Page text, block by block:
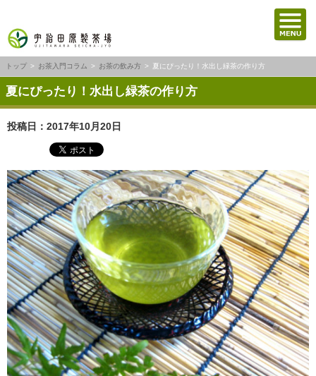
トップ お茶入門コラム お茶の飲み方 夏にぴったり！水出し緑茶の作り方
夏にぴったり！水出し緑茶の作り方
投稿日：2017年10月20日